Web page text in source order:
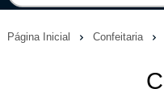
Página Inicial Confeitaria